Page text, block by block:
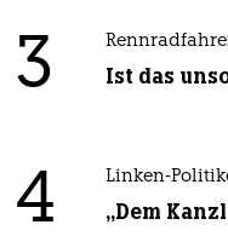
3 Ist das
4 Linken-
„Dem